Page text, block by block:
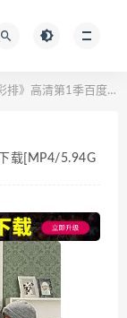
1季百度云网盘下载[MP4/5.94GB]
载[MP4/5.94G